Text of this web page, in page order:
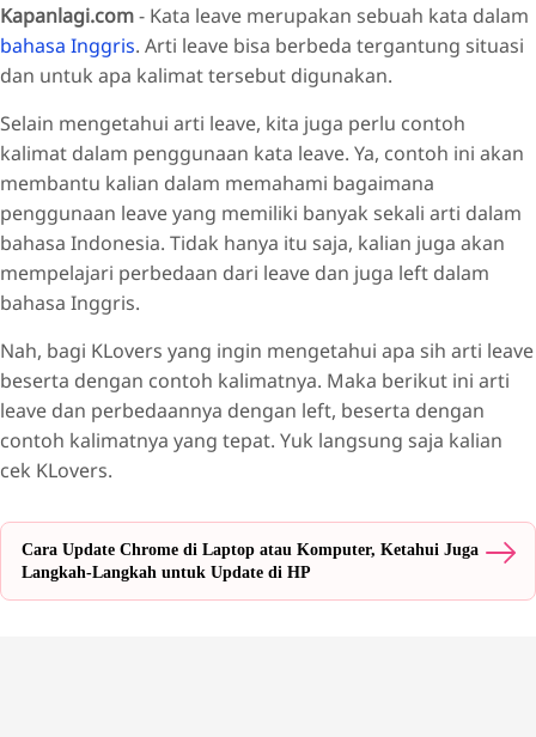
Kapanlagi.com- Kata leave merupakan sebuah kata dalam
bahasa Inggris. Arti leave bisa berbeda tergantung situasi
dan untuk apa kalimat tersebut digunakan.
Selain mengetahui arti leave, kita juga perlu contoh
kalimat dalam penggunaan kata leave. Ya, contoh ini akan
membantu kalian dalam memahami bagaimana
penggunaan leave yang memiliki banyak sekali arti dalam
bahasa Indonesia. Tidak hanya itu saja, kalian juga akan
mempelajari perbedaan dari leave dan juga left dalam
bahasa Inggris.
Nah, bagi KLovers yang ingin mengetahui apa sih arti leave
beserta dengan contoh kalimatnya. Maka berikut ini arti
leave dan perbedaannya dengan left, beserta dengan
contoh kalimatnya yang tepat. Yuk langsung saja kalian
cek KLovers.
Cara Update Chrome di Laptop atau Komputer, Ketahui Juga
Langkah-Langkah untuk Update di HP